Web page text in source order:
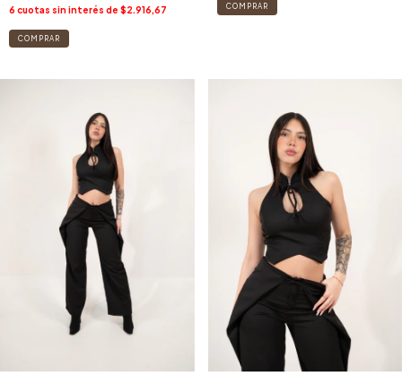
6 cuotas sin interés de $2.916,67
COMPRAR
COMPRAR